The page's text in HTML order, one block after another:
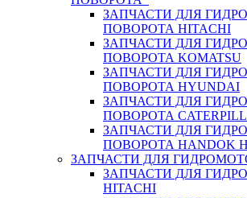
ЗАПЧАСТИ ДЛЯ
ПОВОРОТА HITACHI
ЗАПЧАСТИ ДЛЯ
ПОВОРОТА KOMATSU
ЗАПЧАСТИ ДЛЯ
ПОВОРОТА HYUNDAI
ЗАПЧАСТИ ДЛЯ
ПОВОРОТА
ЗАПЧАСТИ ДЛЯ
ПОВОРОТА HANDOK
ЗАПЧАСТИ ДЛЯ
ЗАПЧАСТИ ДЛЯ
HITACHI